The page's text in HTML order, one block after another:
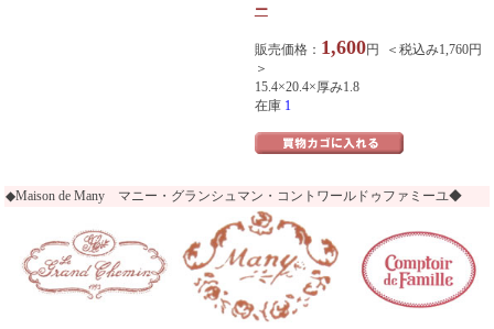
ー
販売価格： 1,600円 ＜税込み1,760円
＞
15.4×20.4×厚み1.8
在庫 1
◆Maison de Many マニー・グランシュマン・コントワールドゥファミーユ◆